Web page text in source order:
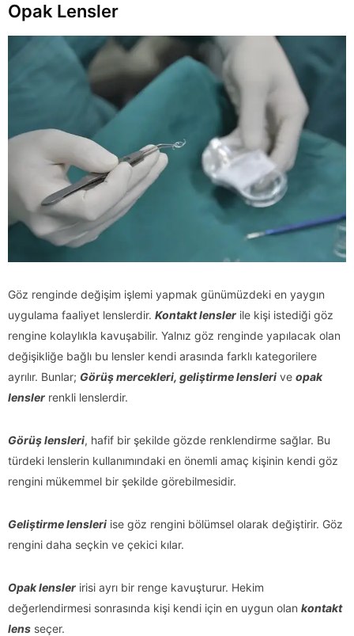
Opak Lensler
Göz renginde değişim işlemi yapmak günümüzdeki en yaygın
uygulama faaliyet lenslerdir. Kontakt lensler ile kişi istediği göz
rengine kolaylıkla kavuşabilir. Yalnız göz renginde yapılacak olan
değişikliğe bağlı bu lensler kendi arasında farklı kategorilere
ayrılır. Bunlar; Görüş mercekleri, geliştirme lensleri ve opak
lensler renkli lenslerdir.
Görüş lensleri, hafif bir şekilde gözde renklendirme sağlar. Bu
türdeki lenslerin kullanımındaki en önemli amaç kişinin kendi göz
rengini mükemmel bir şekilde görebilmesidir.
Geliştirme lensleri ise göz rengini bölümsel olarak değiştirir. Göz
rengini daha seçkin ve çekici kılar.
Opak lensler irisi ayrı bir renge kavuşturur. Hekim
değerlendirmesi sonrasında kişi kendi için en uygun olan kontakt
lens seçer.